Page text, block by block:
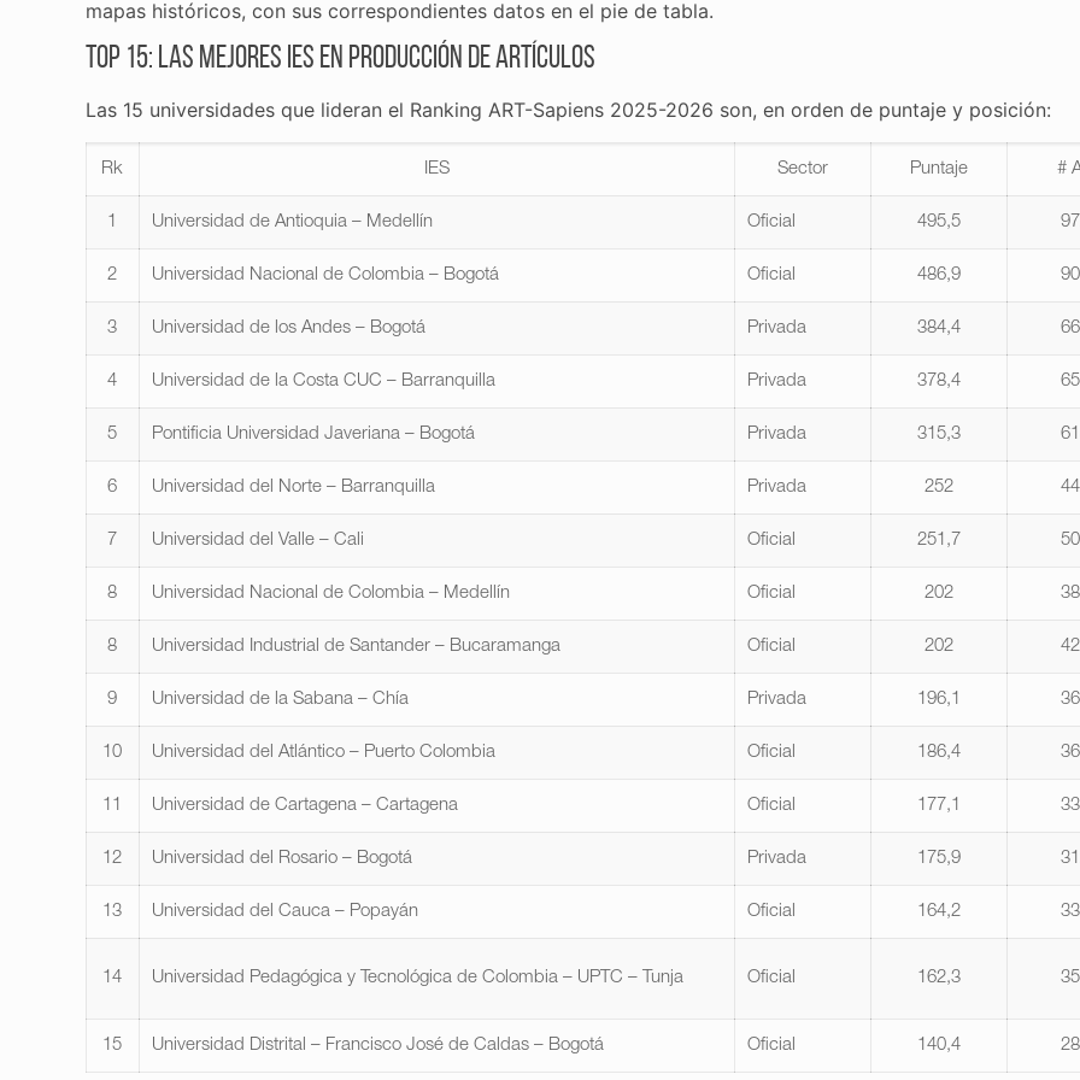
mapas históricos, con sus correspondientes datos en el pie de tabla.
Top 15: las mejores IES en producción de artículos
Las 15 universidades que lideran el Ranking ART-Sapiens 2025-2026 son, en orden de puntaje y posición:
Rk IES Sector Puntaje #
1 Universidad de Antioquia – Medellín Oficial 495,5
2 Universidad Nacional de Colombia – Bogotá Oficial 486,9
3 Universidad de los Andes – Bogotá Privada 384,4
4 Universidad de la Costa CUC – Barranquilla Privada 378,4
5 Pontificia Universidad Javeriana – Bogotá Privada 315,3
6 Universidad del Norte – Barranquilla Privada 252
7 Universidad del Valle – Cali Oficial 251,7
8 Universidad Nacional de Colombia – Medellín Oficial 202
8 Universidad Industrial de Santander – Bucaramanga Oficial 202
9 Universidad de la Sabana – Chía Privada 196,1
10 Universidad del Atlántico – Puerto Colombia Oficial 186,4
11 Universidad de Cartagena – Cartagena Oficial 177,1
12 Universidad del Rosario – Bogotá Privada 175,9
13 Universidad del Cauca – Popayán Oficial 164,2
14 Universidad Pedagógica y Tecnológica de Colombia – UPTC – Tunja Oficial 162,3
15 Universidad Distrital – Francisco José de Caldas – Bogotá Oficial 140,4